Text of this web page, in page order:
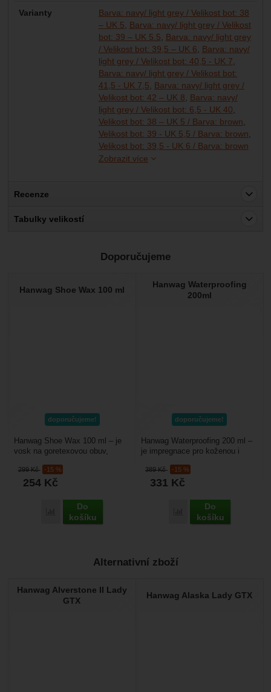
Varianty
Barva: navy/ light grey / Velikost bot: 38
– UK 5
Barva: navy/ light grey / Velikost
bot: 39 – UK 5.5
Barva: navy/ light grey
/ Velikost bot: 39,5 – UK 6
Barva: navy/
light grey / Velikost bot: 40,5 - UK 7
Barva: navy/ light grey / Velikost bot:
41,5 - UK 7,5
Barva: navy/ light grey /
Velikost bot: 42 – UK 8
Barva: navy/
light grey / Velikost bot: 6,5 - UK 40
Velikost bot: 38 – UK 5 / Barva: brown
Velikost bot: 39 - UK 5,5 / Barva: brown
Velikost bot: 39,5 - UK 6 / Barva: brown
Zobrazit více
Recenze
Nebyla přidána žádná recenze.
Tabulky velikostí
Doporučujeme
Hanwag Shoe Wax 100 ml
doporučujeme!
299Kč -15 %
254 Kč
Porovnat
Do
košíku
Hanwag Shoe Wax 100 ml – je
vosk na goretexovou obuv,
s míchaný s karnaubským...
Hanwag Waterproofing
200ml
doporučujeme!
389Kč -15 %
331 Kč
Porovnat
Do
košíku
Hanwag Waterproofing 200 ml –
je impregnace pro koženou i
Chrání obuv před...
Alternativní zboží
Hanwag Alverstone II Lady
GTX
Hanwag Alaska Lady GTX